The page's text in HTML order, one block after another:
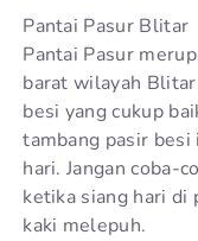
Pantai Pasur Blitar
Pantai Pasur
barat wilayah
besi yang cukup
tambang pasir
hari. Jangan coba-
ketika siang hari di
kaki melepuh.